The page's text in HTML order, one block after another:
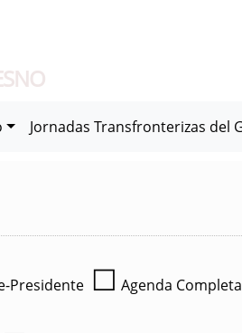
Jornadas Transfronterizas del
Presidente ☐ Agenda Completa